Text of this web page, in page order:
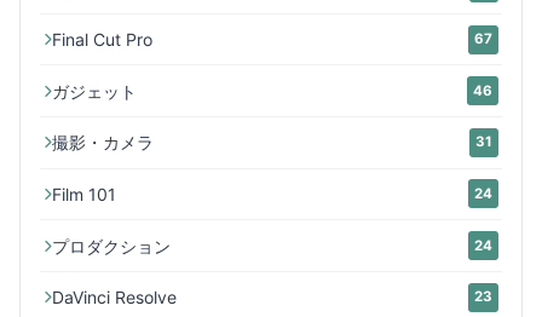
Final Cut Pro 67
ガジェット 46
撮影・カメラ 31
Film 101 24
プロダクション 24
DaVinci Resolve 23